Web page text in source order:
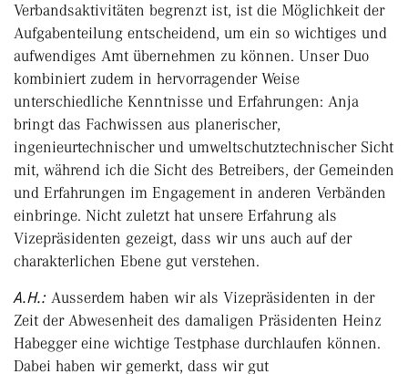
Verbandsaktivitäten begrenzt ist, ist die Möglichkeit der
Aufgabenteilung entscheidend, um ein so wichtiges und
aufwendiges Amt übernehmen zu können. Unser Duo
kombiniert zudem in hervorragender Weise
unterschiedliche Kenntnisse und Erfahrungen: Anja
bringt das Fachwissen aus planerischer,
ingenieurtechnischer und umweltschutztechnischer Sicht
mit, während ich die Sicht des Betreibers, der Gemeinden
und Erfahrungen im Engagement in anderen Verbänden
einbringe. Nicht zuletzt hat unsere Erfahrung als
Vizepräsidenten gezeigt, dass wir uns auch auf der
charakterlichen Ebene gut verstehen.
A.H.: Ausserdem haben wir als Vizepräsidenten in der
Zeit der Abwesenheit des damaligen Präsidenten Heinz
Habegger eine wichtige Testphase durchlaufen können.
Dabei haben wir gemerkt, dass wir gut